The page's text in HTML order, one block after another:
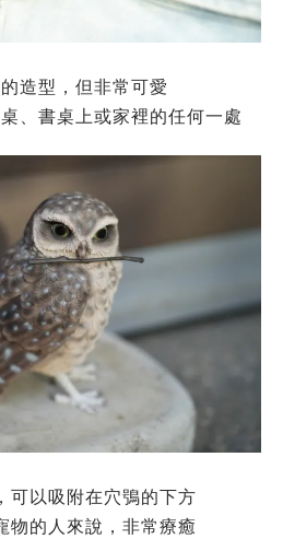
造型，但非常可愛
、書桌上或家裡的任何一處
可以吸附在穴鴞的下方
物的人來說，非常療癒